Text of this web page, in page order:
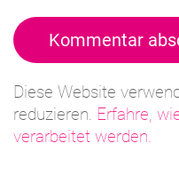
Kommentar
Diese Website
reduzieren. Erfahre,
verarbeitet werden.